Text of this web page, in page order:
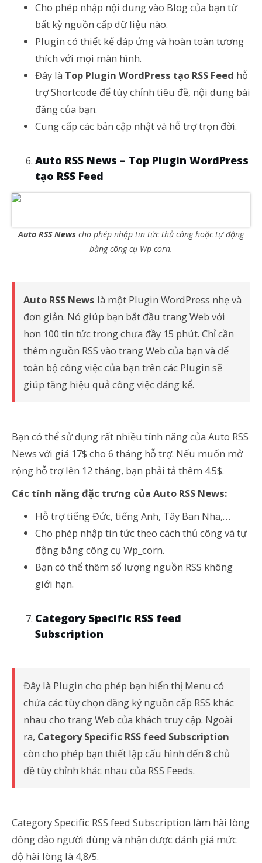
Cho phép nhập nội dung vào Blog của bạn từ
bất kỳ nguồn cấp dữ liệu nào.
Plugin có thiết kế đáp ứng và hoàn toàn tương
thích với mọi màn hình.
Đây là Top Plugin WordPress tạo RSS Feed hỗ
trợ Shortcode để tùy chỉnh tiêu đề, nội dung bài
đăng của bạn.
Cung cấp các bản cập nhật và hỗ trợ trọn đời.
Auto RSS News – Top Plugin WordPress
tạo RSS Feed
Auto RSS News cho phép nhập tin tức thủ công hoặc tự động
bằng công cụ Wp corn.
Auto RSS News là một Plugin WordPress nhẹ và
đơn giản. Nó giúp bạn bắt đầu trang Web với
hơn 100 tin tức trong chưa đầy 15 phút. Chỉ cần
thêm nguồn RSS vào trang Web của bạn và để
toàn bộ công việc của bạn trên các Plugin sẽ
giúp tăng hiệu quả công việc đáng kể.
Bạn có thể sử dụng rất nhiều tính năng của Auto RSS
News với giá 17$ cho 6 tháng hỗ trợ. Nếu muốn mở
rộng hỗ trợ lên 12 tháng, bạn phải tả thêm 4.5$.
Các tính năng đặc trưng của Auto RSS News:
Hỗ trợ tiếng Đức, tiếng Anh, Tây Ban Nha,…
Cho phép nhập tin tức theo cách thủ công và tự
động bằng công cụ Wp_corn.
Bạn có thể thêm số lượng nguồn RSS không
giới hạn.
Category Specific RSS feed
Subscription
Đây là Plugin cho phép bạn hiển thị Menu có
chứa các tùy chọn đăng ký nguồn cấp RSS khác
nhau cho trang Web của khách truy cập. Ngoài
ra, Category Specific RSS feed Subscription
còn cho phép bạn thiết lập cấu hình đến 8 chủ
đề tùy chỉnh khác nhau của RSS Feeds.
Category Specific RSS feed Subscription làm hài lòng
đông đảo người dùng và nhận được đánh giá mức
độ hài lòng là 4,8/5.